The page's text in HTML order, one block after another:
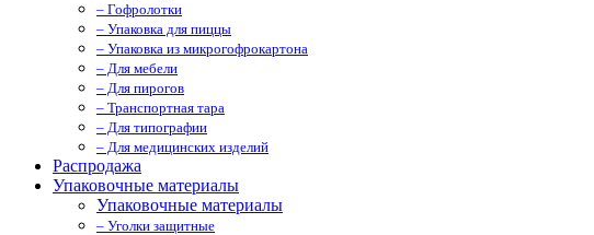
– Гофролотки
– Упаковка для пиццы
– Упаковка из микрогофрокартона
– Для мебели
– Для пирогов
– Транспортная тара
– Для типографии
– Для медицинских изделий
Распродажа
Упаковочные материалы
Упаковочные материалы
– Уголки защитные